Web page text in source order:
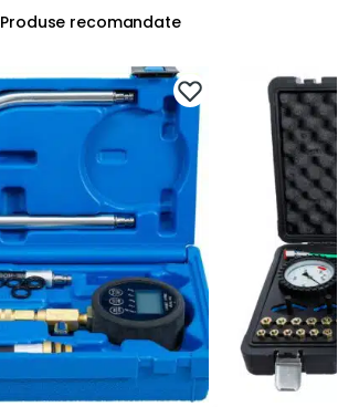
Produse recomandate